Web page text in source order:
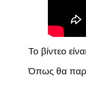
Το βίντεο
Όπως θα